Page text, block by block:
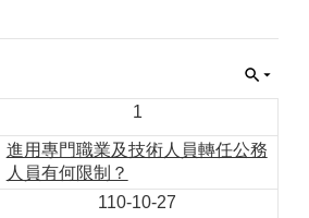
1
進用專門職業及技術人員轉任公務
人員有何限制？
110-10-27